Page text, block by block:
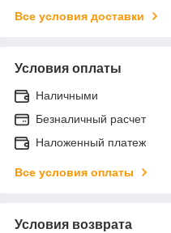
Все условия доставки
Условия оплаты
Наличными
Безналичный расчет
Наложенный платеж
Все условия оплаты
Условия возврата